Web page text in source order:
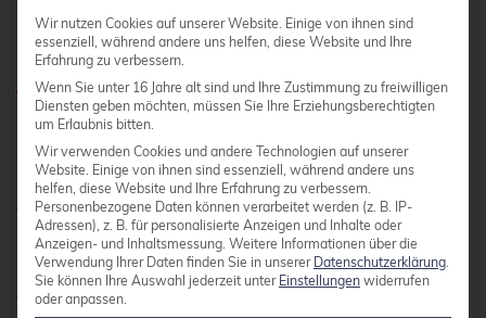
Green-Deployment mit
kubectl und YAML?
Die Implementierung erfolgt durch die Erstellung
von zwei Deployment-YAML-Dateien mit
unterschiedlichen Labels, einem Service für
Traffic-Routing und Scripts für den
automatisierten Switch. Der Deployment-
Prozess umfasst das Bereitstellen der neuen
Version, Testing und das Umschalten des
Wir nutzen Cookies auf unserer Website. Einige von ihnen sind
essenziell, während andere uns helfen, diese Website und Ihre
Erfahrung zu verbessern.
Wenn Sie unter 16 Jahre alt sind und Ihre Zustimmung zu freiwilligen
Diensten geben möchten, müssen Sie Ihre Erziehungsberechtigten
um Erlaubnis bitten.
Wir verwenden Cookies und andere Technologien auf unserer
Website. Einige von ihnen sind essenziell, während andere uns
helfen, diese Website und Ihre Erfahrung zu verbessern.
Personenbezogene Daten können verarbeitet werden (z. B. IP-
Adressen), z. B. für personalisierte Anzeigen und Inhalte oder
Anzeigen- und Inhaltsmessung. Weitere Informationen über die
Verwendung Ihrer Daten finden Sie in unserer Datenschutzerklärung.
Sie können Ihre Auswahl jederzeit unter Einstellungen widerrufen
oder anpassen.